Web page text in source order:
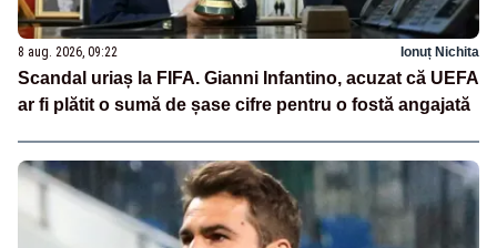
8 aug. 2026, 09:22 Ionuț Nichita
Scandal uriaș la FIFA. Gianni Infantino, acuzat că UEFA
ar fi plătit o sumă de șase cifre pentru o fostă angajată